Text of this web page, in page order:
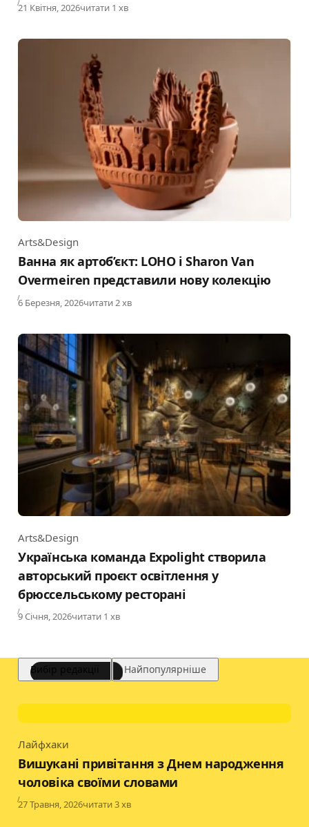
Published
21 Квітня, 2026читати 1 хв
Category
Arts&Design
Ванна як артоб’єкт: LOHO і Sharon Van
Overmeiren представили нову колекцію
Published
6 Березня, 2026читати 2 хв
Category
Arts&Design
Українська команда Expolight створила
авторський проєкт освітлення у
брюссельському ресторані
Published
9 Січня, 2026читати 1 хв
Вибір редакції Найпопулярніше
Category
Лайфхаки
Вишукані привітання з Днем народження
чоловіка своїми словами
Published
27 Травня, 2026читати 3 хв